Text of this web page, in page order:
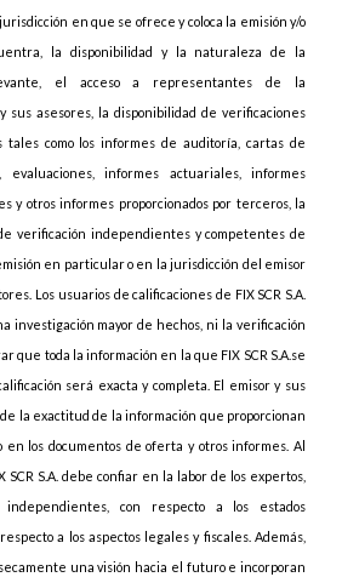
en que se ofrece y coloca la emisión y/o
la disponibilidad y la naturaleza de la
el acceso a representantes de la
sus asesores, la disponibilidad de verificaciones
como los informes de auditoría, cartas de
evaluaciones, informes actuariales, informes
y otros informes proporcionados por terceros, la
verificación independientes y competentes de
en particular o en la jurisdicción del emisor
Los usuarios de calificaciones de FIX SCR S.A.
mayor de hechos, ni la verificación
que toda la información en la que FIX SCR S.A.se
será exacta y completa. El emisor y sus
la exactitud de la información que proporcionan
en los documentos de oferta y otros informes. Al
SCR S.A. debe confiar en la labor de los expertos,
independientes, con respecto a los estados
a los aspectos legales y fiscales. Además,
una visión hacia el futuro e incorporan